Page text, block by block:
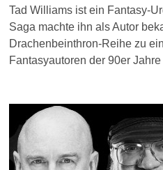
Tad Williams ist ein Fantasy-
Saga machte ihn als Autor
Drachenbeinthron-Reihe zu
Fantasyautoren der 90er